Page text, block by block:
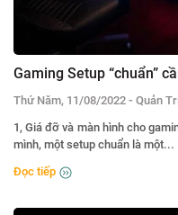
Gaming Setup “chuẩn”
Thứ Năm, 11/08/2022 - Quản
1, Giá đỡ và màn hình cho
mình, một setup chuẩn là một...
Đọc tiếp